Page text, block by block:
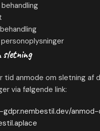
sletning
tid anmode om sletning af
via følgende link: